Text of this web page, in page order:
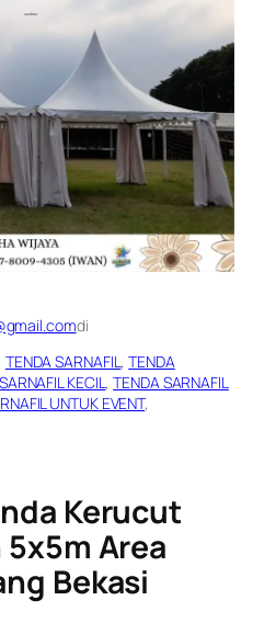
di
TENDA SARNAFIL , TENDA
KECIL , TENDA SARNAFIL
UNTUK EVENT
Kerucut
Area
Bekasi